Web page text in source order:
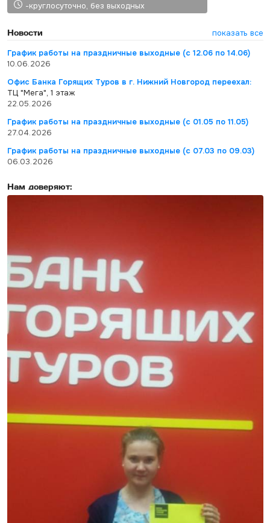
-круглосуточно, без выходных
Новости
показать все
График работы на праздничные выходные (с 12.06 по 14.06)
10.06.2026
Офис Банка Горящих Туров в г. Нижний Новгород переехал:
ТЦ "Мега", 1 этаж
22.05.2026
График работы на праздничные выходные (с 01.05 по 11.05)
27.04.2026
График работы на праздничные выходные (с 07.03 по 09.03)
06.03.2026
Нам доверяют: